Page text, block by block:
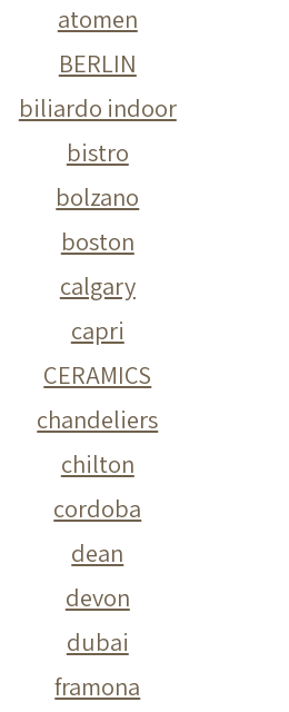
atomen
BERLIN
biliardo indoor
bistro
bolzano
boston
calgary
capri
CERAMICS
chandeliers
chilton
cordoba
dean
devon
dubai
framona